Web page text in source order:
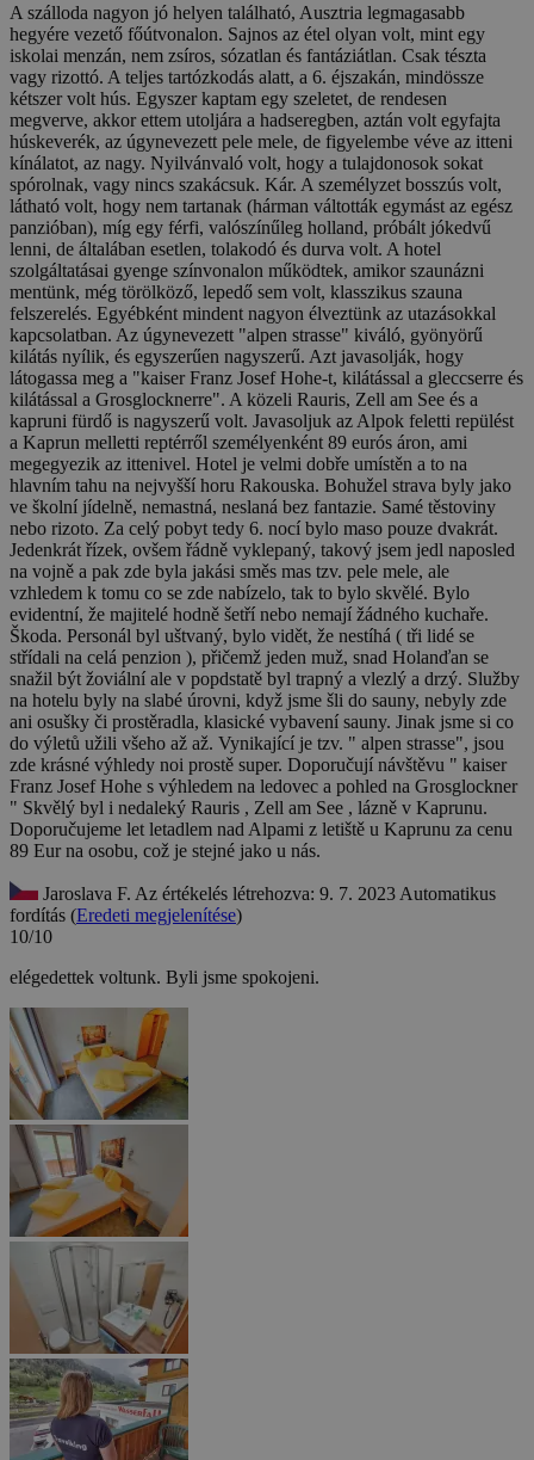
A szálloda nagyon jó helyen található, Ausztria legmagasabb
hegyére vezető főútvonalon. Sajnos az étel olyan volt, mint egy
iskolai menzán, nem zsíros, sózatlan és fantáziátlan. Csak tészta
vagy rizottó. A teljes tartózkodás alatt, a 6. éjszakán, mindössze
kétszer volt hús. Egyszer kaptam egy szeletet, de rendesen
megverve, akkor ettem utoljára a hadseregben, aztán volt egyfajta
húskeverék, az úgynevezett pele mele, de figyelembe véve az itteni
kínálatot, az nagy. Nyilvánvaló volt, hogy a tulajdonosok sokat
spórolnak, vagy nincs szakácsuk. Kár. A személyzet bosszús volt,
látható volt, hogy nem tartanak (hárman váltották egymást az egész
panzióban), míg egy férfi, valószínűleg holland, próbált jókedvű
lenni, de általában esetlen, tolakodó és durva volt. A hotel
szolgáltatásai gyenge színvonalon működtek, amikor szaunázni
mentünk, még törölköző, lepedő sem volt, klasszikus szauna
felszerelés. Egyébként mindent nagyon élveztünk az utazásokkal
kapcsolatban. Az úgynevezett "alpen strasse" kiváló, gyönyörű
kilátás nyílik, és egyszerűen nagyszerű. Azt javasolják, hogy
látogassa meg a "kaiser Franz Josef Hohe-t, kilátással a gleccserre és
kilátással a Grosglocknerre". A közeli Rauris, Zell am See és a
kapruni fürdő is nagyszerű volt. Javasoljuk az Alpok feletti repülést
a Kaprun melletti reptérről személyenként 89 eurós áron, ami
megegyezik az ittenivel. Hotel je velmi dobře umístěn a to na
hlavním tahu na nejvyšší horu Rakouska. Bohužel strava byly jako
ve školní jídelně, nemastná, neslaná bez fantazie. Samé těstoviny
nebo rizoto. Za celý pobyt tedy 6. nocí bylo maso pouze dvakrát.
Jedenkrát řízek, ovšem řádně vyklepaný, takový jsem jedl naposled
na vojně a pak zde byla jakási směs mas tzv. pele mele, ale
vzhledem k tomu co se zde nabízelo, tak to bylo skvělé. Bylo
evidentní, že majitelé hodně šetří nebo nemají žádného kuchaře.
Škoda. Personál byl uštvaný, bylo vidět, že nestíhá ( tři lidé se
střídali na celá penzion ), přičemž jeden muž, snad Holanďan se
snažil být žoviální ale v popdstatě byl trapný a vlezlý a drzý. Služby
na hotelu byly na slabé úrovni, když jsme šli do sauny, nebyly zde
ani osušky či prostěradla, klasické vybavení sauny. Jinak jsme si co
do výletů užili všeho až až. Vynikající je tzv. " alpen strasse", jsou
zde krásné výhledy noi prostě super. Doporučují návštěvu " kaiser
Franz Josef Hohe s výhledem na ledovec a pohled na Grosglockner
" Skvělý byl i nedaleký Rauris , Zell am See , lázně v Kaprunu.
Doporučujeme let letadlem nad Alpami z letiště u Kaprunu za cenu
89 Eur na osobu, což je stejné jako u nás.
Jaroslava F. Az értékelés létrehozva: 9. 7. 2023 Automatikus
fordítás (Eredeti megjelenítése)
10/10
elégedettek voltunk. Byli jsme spokojeni.